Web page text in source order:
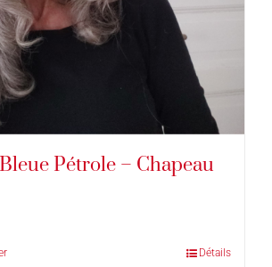
Pétrole – Chapeau
Détails